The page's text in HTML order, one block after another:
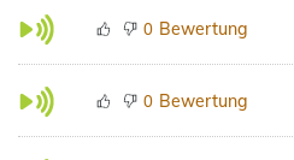
0 Bewertung
0 Bewertung